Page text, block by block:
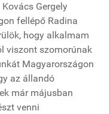
Gergely
fellépő Radina
hogy alkalmam
viszont szomorúnak
Magyarországon
az állandó
már májusban
venni